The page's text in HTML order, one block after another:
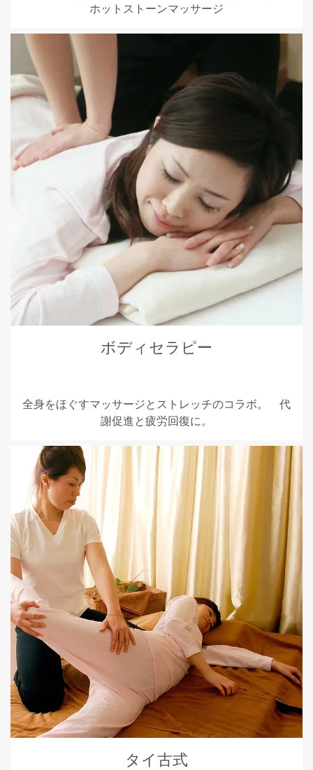
ホットストーンマッサージ
ボディセラピー
全身をほぐすマッサージとストレッチのコラボ。 代
謝促進と疲労回復に。
タイ古式